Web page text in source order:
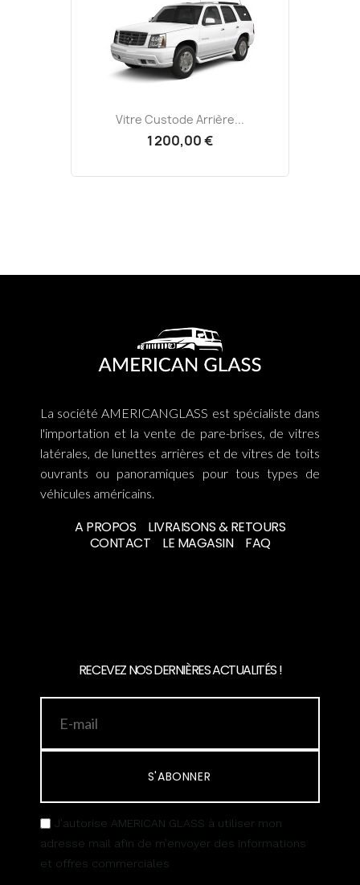
Vitre Custode Arrière...
1 200,00 €
La société AMERICANGLASS est spécialiste dans
l'importation et la vente de pare-brises, de vitres
latérales, de lunettes arrières et de vitres de toits
ouvrants ou panoramiques pour tous types de
véhicules américains.
A PROPOS
LIVRAISONS & RETOURS
CONTACT
LE MAGASIN FAQ
RECEVEZ NOS DERNIÈRES ACTUALITÉS !
S'ABONNER
J’autorise AMERICAN GLASS à utiliser mon
adresse mail afin de m’envoyer des informations
et offres commerciales